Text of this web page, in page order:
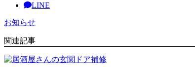
LINE
お知らせ
関連記事